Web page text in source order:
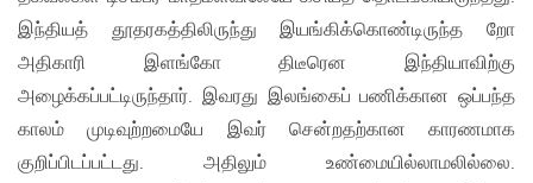
இந்தியத் தூதரகத்திலிருந்து இயங்கிக்கொண்டிருந்த றோ
அதிகாரி இளங்கோ திடீரென இந்தியாவிற்கு
அழைக்கப்பட்டிருந்தார். இவரது இலங்கைப் பணிக்கான ஒப்பந்த
காலம் முடிவுற்றமையே இவர் சென்றதற்கான காரணமாக
குறிப்பிடப்பட்டது. அதிலும் உண்மையில்லாமலில்லை.